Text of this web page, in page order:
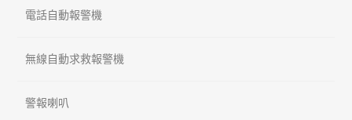
電話自動報警機
無線自動求救報警機
警報喇叭